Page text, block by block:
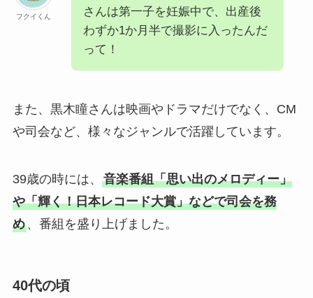
フクイくん
さんは第一子を妊娠中で、出産後
わずか1か月半で撮影に入ったんだ
って！
また、黒木瞳さんは映画やドラマだけでなく、CM
や司会など、様々なジャンルで活躍しています。
39歳の時には、 音楽番組「思い出のメロディー」
や「輝く！日本レコード大賞」などで司会を務
め、番組を盛り上げました。
40代の頃